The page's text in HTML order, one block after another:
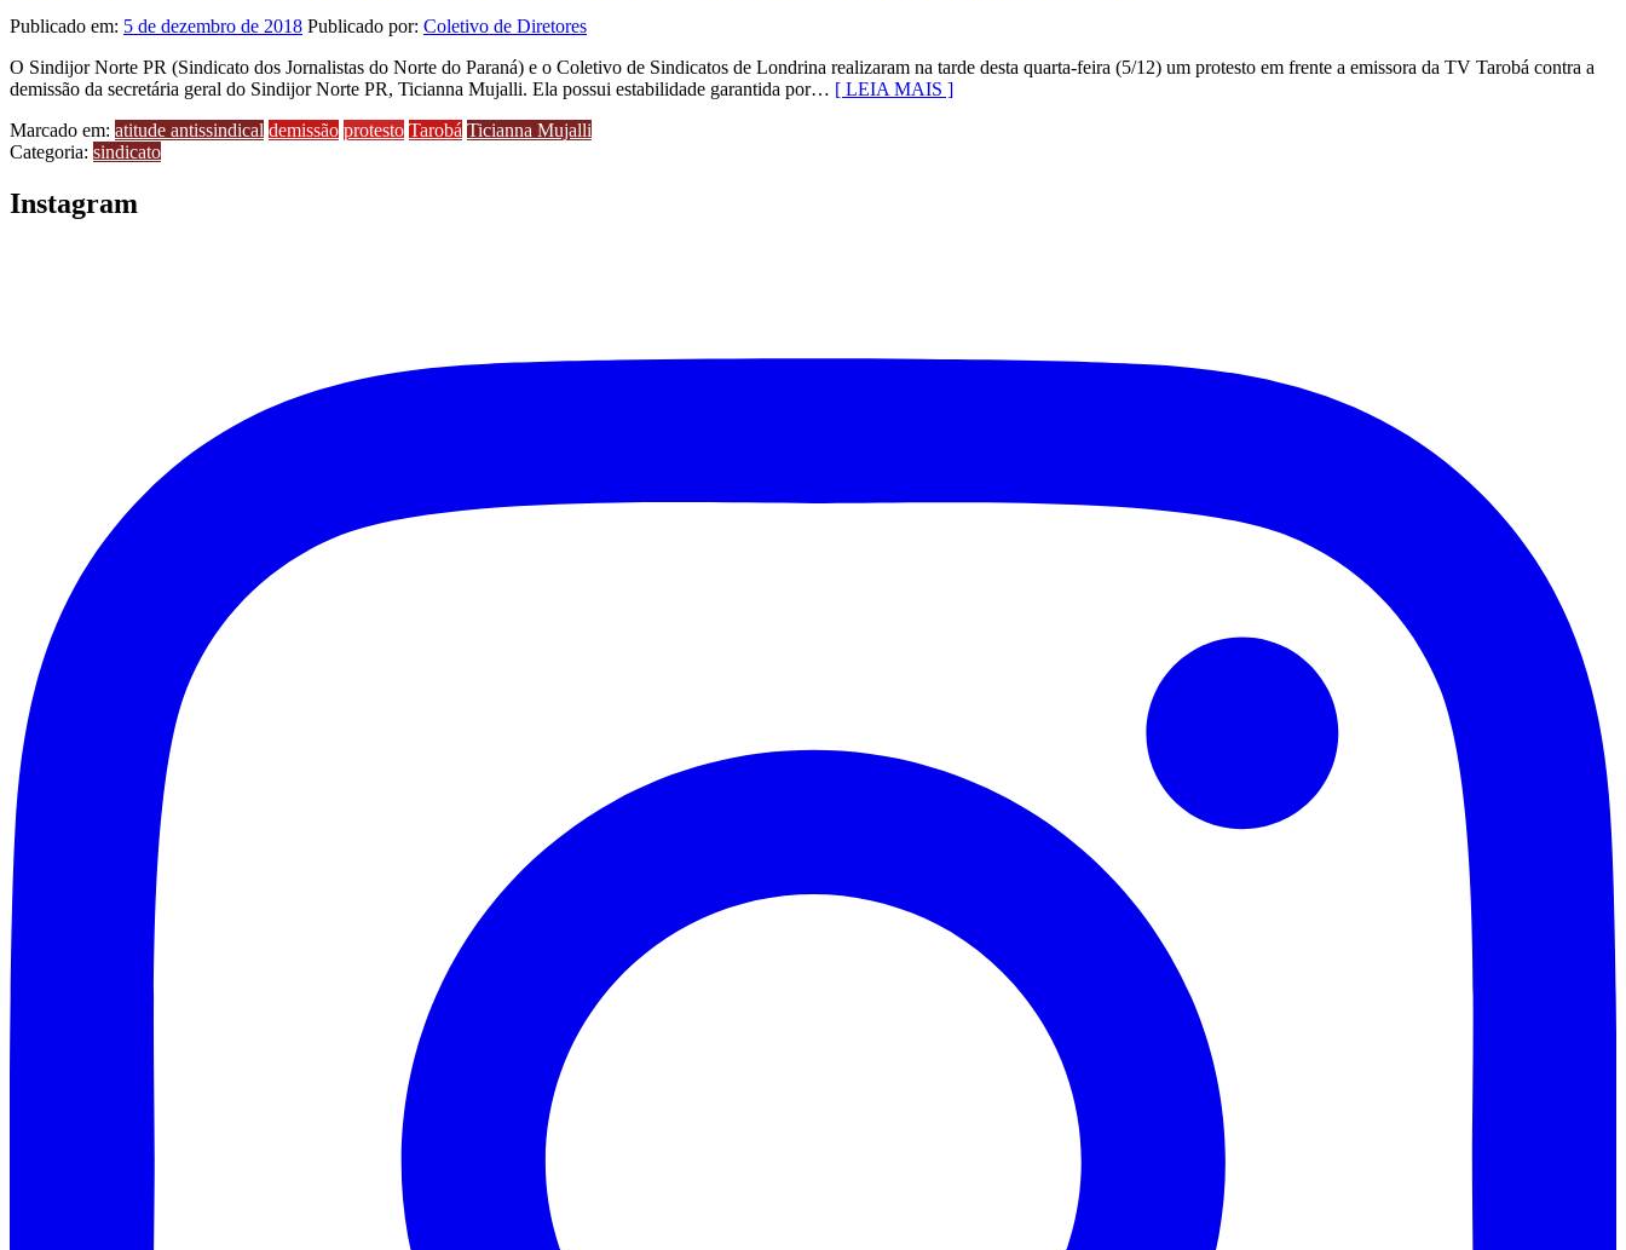
Publicado em: 5 de dezembro de 2018 Publicado por: Coletivo de Diretores
O Sindijor Norte PR (Sindicato dos Jornalistas do Norte do Paraná) e o Coletivo de Sindicatos de Londrina realizaram na tarde desta quarta-feira (5/12) um protesto em frente a emissora da TV Tarobá contra a
demissão da secretária geral do Sindijor Norte PR, Ticianna Mujalli. Ela possui estabilidade garantida por… [ LEIA MAIS ]
Marcado em: atitude antissindical demissão protesto Tarobá Ticianna Mujalli
Categoria: sindicato
Instagram